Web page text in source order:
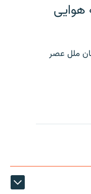
هوایی
ملل عصر